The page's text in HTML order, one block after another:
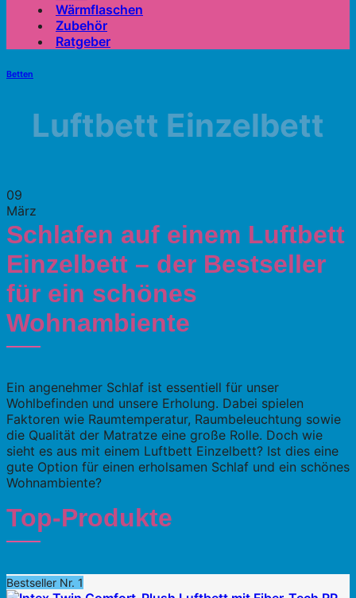
Wärmflaschen
Zubehör
Ratgeber
Betten
Luftbett Einzelbett
09
März
Schlafen auf einem Luftbett
Einzelbett – der Bestseller
für ein schönes
Wohnambiente
Ein angenehmer Schlaf ist essentiell für unser
Wohlbefinden und unsere Erholung. Dabei spielen
Faktoren wie Raumtemperatur, Raumbeleuchtung sowie
die Qualität der Matratze eine große Rolle. Doch wie
sieht es aus mit einem Luftbett Einzelbett? Ist dies eine
gute Option für einen erholsamen Schlaf und ein schönes
Wohnambiente?
Top-Produkte
Bestseller Nr. 1